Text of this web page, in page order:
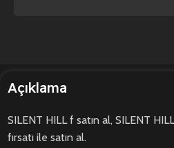
Açıklama
SILENT HILL f satın al, SILENT
fırsatı ile satın al.